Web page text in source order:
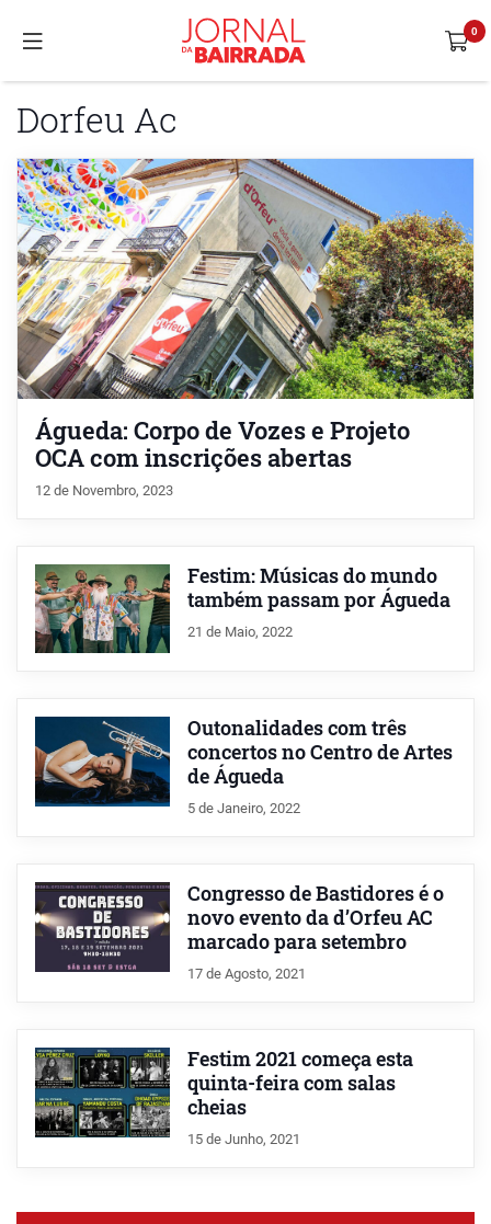
Dorfeu Ac
Águeda: Corpo de Vozes e Projeto
OCA com inscrições abertas
12 de Novembro, 2023
Festim: Músicas do mundo
também passam por Águeda
21 de Maio, 2022
Outonalidades com três
concertos no Centro de Artes
de Águeda
5 de Janeiro, 2022
Congresso de Bastidores é o
novo evento da d’Orfeu AC
marcado para setembro
17 de Agosto, 2021
Festim 2021 começa esta
quinta-feira com salas
cheias
15 de Junho, 2021